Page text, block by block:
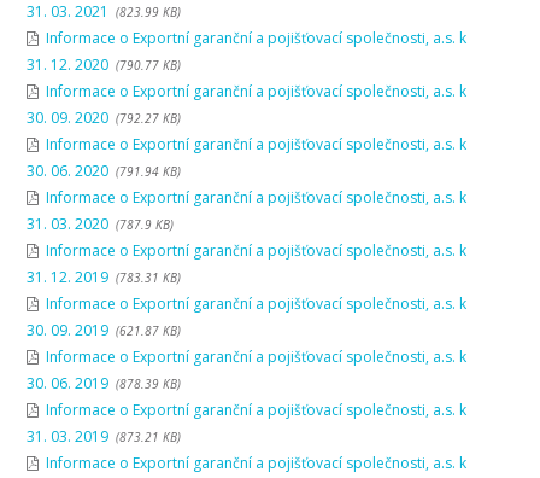
31. 03. 2021
(823.99 KB)
Informace o Exportní garanční a pojišťovací společnosti, a.s. k
31. 12. 2020 (790.77 KB)
Informace o Exportní garanční a pojišťovací společnosti, a.s. k
30. 09. 2020 (792.27 KB)
Informace o Exportní garanční a pojišťovací společnosti, a.s. k
30. 06. 2020 (791.94 KB)
Informace o Exportní garanční a pojišťovací společnosti, a.s. k
31. 03. 2020 (787.9 KB)
Informace o Exportní garanční a pojišťovací společnosti, a.s. k
31. 12. 2019 (783.31 KB)
Informace o Exportní garanční a pojišťovací společnosti, a.s. k
30. 09. 2019 (621.87 KB)
Informace o Exportní garanční a pojišťovací společnosti, a.s. k
30. 06. 2019 (878.39 KB)
Informace o Exportní garanční a pojišťovací společnosti, a.s. k
31. 03. 2019 (873.21 KB)
Informace o Exportní garanční a pojišťovací společnosti, a.s. k